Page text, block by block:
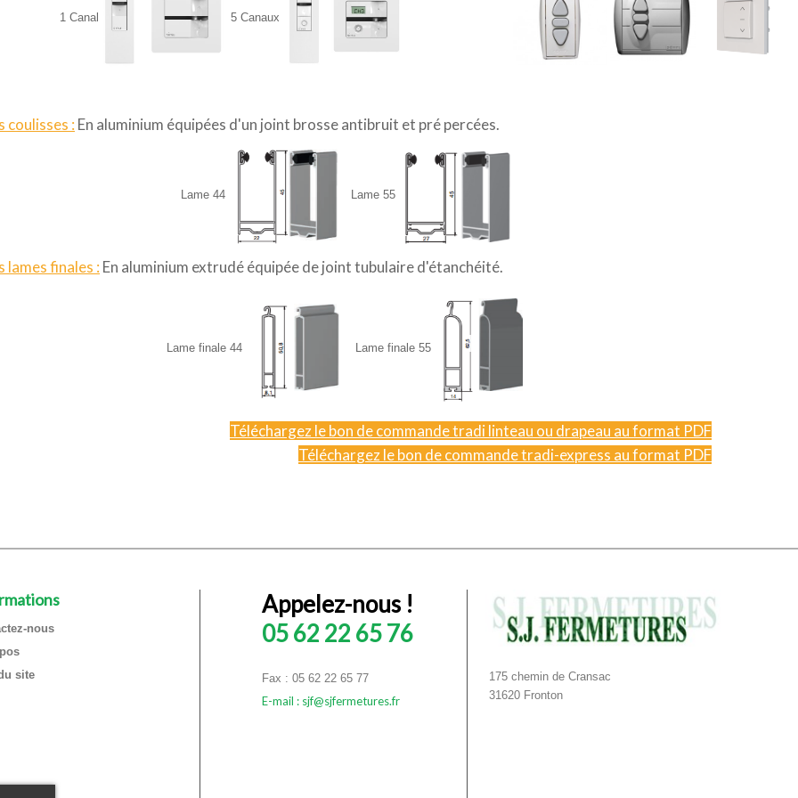
1 Canal 5 Canaux
coulisses : En aluminium équipées d'un joint brosse antibruit et pré percées.
Lame 44 Lame 55
lames finales : En aluminium extrudé équipée de joint tubulaire d'étanchéité.
Lame finale 44 Lame finale 55
Téléchargez le bon de commande tradi linteau ou drapeau au format PDF
Téléchargez le bon de commande tradi-express au format PDF
nous
site
Appelez-nous !
05 62 22 65 76
Fax : 05 62 22 65 77
E-mail : sjf@sjfermetures.fr
175 chemin de Cransac
31620 Fronton